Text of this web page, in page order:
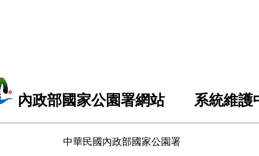
內政部國家公園署網站 系統維護
中華民國內政部國家公園署